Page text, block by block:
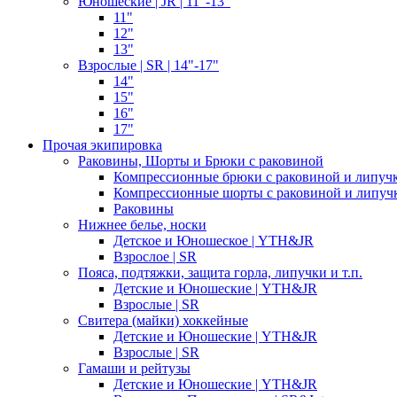
11"
12"
13"
Взрослые | SR | 14"-17"
14"
15"
16"
17"
Прочая экипировка
Раковины, Шорты и Брюки с раковиной
Компрессионные брюки с раковиной и
Компрессионные шорты с раковиной и
Раковины
Нижнее белье, носки
Детское и Юношеское | YTH&JR
Взрослое | SR
Пояса, подтяжки, защита горла, липучки и т.п.
Детские и Юношеские | YTH&JR
Взрослые | SR
Свитера (майки) хоккейные
Детские и Юношеские | YTH&JR
Взрослые | SR
Гамаши и рейтузы
Детские и Юношеские | YTH&JR